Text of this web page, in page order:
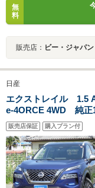
無
料
販売店： ビー・ジャパ
日産
エクストレイル 1.5
e-4ORCE 4WD 純
ウンドビューモニタ
ントミラー 前後席
AC100V1500W Pパ
販売店保証 購入プラン付